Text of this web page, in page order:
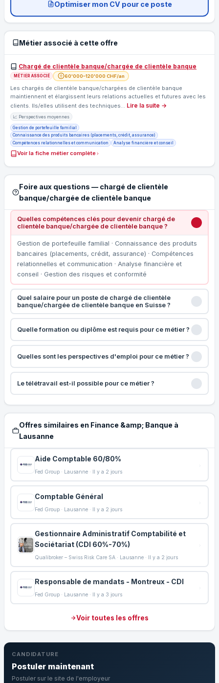
Optimiser mon CV pour ce poste
Métier associé à cette offre
Chargé de clientèle banque/chargée de clientèle banque
MÉTIER ASSOCIÉ 60'000–120'000 CHF/an
Les chargés de clientèle banque/chargées de clientèle banque
maintiennent et élargissent leurs relations actuelles et futures avec les
clients. Ils/elles utilisent des techniques… Lire la suite →
📈 Perspectives moyennes
Gestion de portefeuille familial
Connaissance des produits bancaires (placements, crédit, assurance)
Compétences relationnelles et communication
Analyse financière et conseil
Voir la fiche métier complète
Foire aux questions — chargé de clientèle
banque/chargée de clientèle banque
Quelles compétences clés pour devenir chargé de
clientèle banque/chargée de clientèle banque ?
Gestion de portefeuille familial · Connaissance des produits
bancaires (placements, crédit, assurance) · Compétences
relationnelles et communication · Analyse financière et
conseil · Gestion des risques et conformité
Quel salaire pour un poste de chargé de clientèle
banque/chargée de clientèle banque en Suisse ?
Quelle formation ou diplôme est requis pour ce métier ?
Quelles sont les perspectives d'emploi pour ce métier ?
Le télétravail est-il possible pour ce métier ?
Offres similaires en Finance &amp; Banque à
Lausanne
Aide Comptable 60/80%
Fed Group · Lausanne · Il y a 2 jours
Comptable Général
Fed Group · Lausanne · Il y a 2 jours
Gestionnaire Administratif Comptabilité et
Sociétariat (CDI 60%-70%)
Qualibroker – Swiss Risk Care SA · Lausanne · Il y a 2 jours
Responsable de mandats - Montreux - CDI
Fed Group · Lausanne · Il y a 3 jours
Voir toutes les offres
CANDIDATURE
Postuler maintenant
Postuler sur le site de l'employeur